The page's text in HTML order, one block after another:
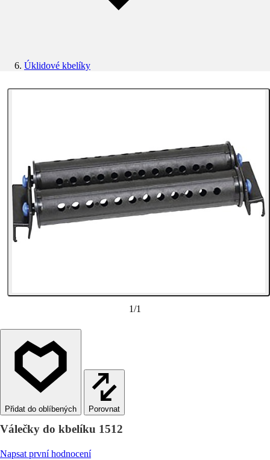
Úklidové kbelíky
1/1
Porovnat
Válečky do kbelíku 1512
Napsat první hodnocení